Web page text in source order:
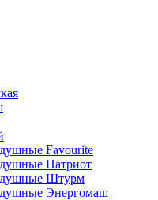
Favourite
Патриот
Штурм
Энергомаш